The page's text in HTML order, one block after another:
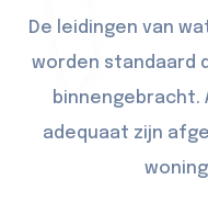
De leidingen van
worden standaard
binnengebracht.
adequaat zijn